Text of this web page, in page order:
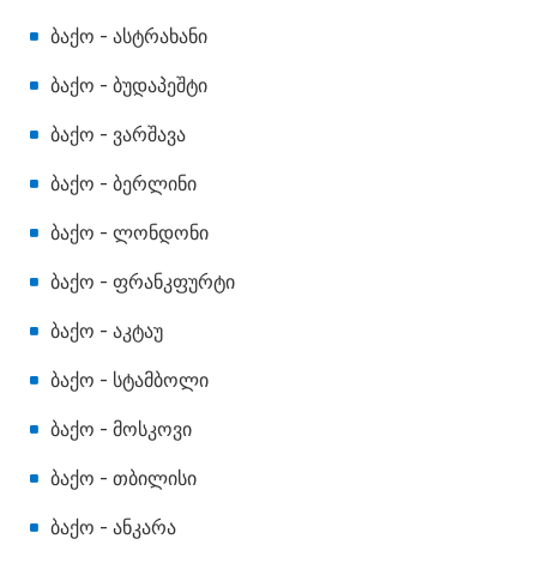
ბაქო - ასტრახანი
ბაქო - ბუდაპეშტი
ბაქო - ვარშავა
ბაქო - ბერლინი
ბაქო - ლონდონი
ბაქო - ფრანკფურტი
ბაქო - აკტაუ
ბაქო - სტამბოლი
ბაქო - მოსკოვი
ბაქო - თბილისი
ბაქო - ანკარა